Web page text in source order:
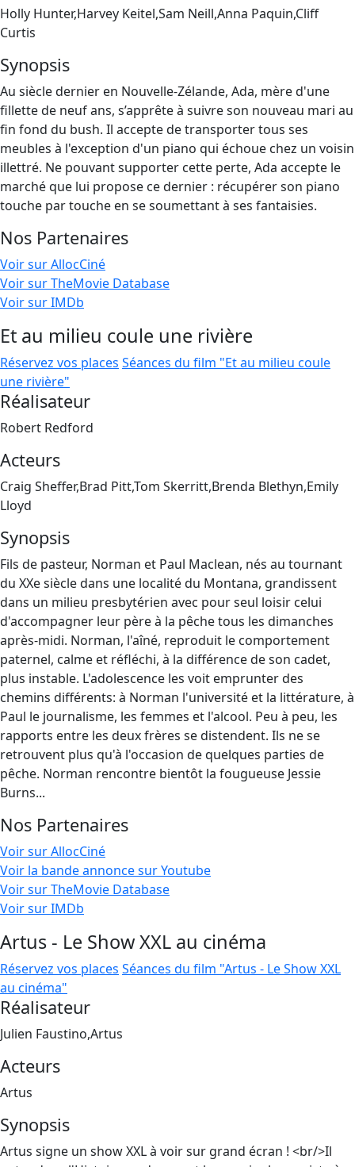
Holly Hunter,Harvey Keitel,Sam Neill,Anna Paquin,Cliff
Curtis
Synopsis
Au siècle dernier en Nouvelle-Zélande, Ada, mère d'une
fillette de neuf ans, s’apprête à suivre son nouveau mari au
fin fond du bush. Il accepte de transporter tous ses
meubles à l'exception d'un piano qui échoue chez un voisin
illettré. Ne pouvant supporter cette perte, Ada accepte le
marché que lui propose ce dernier : récupérer son piano
touche par touche en se soumettant à ses fantaisies.
Nos Partenaires
Voir sur AllocCiné
Voir sur TheMovie Database
Voir sur IMDb
Et au milieu coule une rivière
Réservez vos places Séances du film "Et au milieu coule
une rivière"
Réalisateur
Robert Redford
Acteurs
Craig Sheffer,Brad Pitt,Tom Skerritt,Brenda Blethyn,Emily
Lloyd
Synopsis
Fils de pasteur, Norman et Paul Maclean, nés au tournant
du XXe siècle dans une localité du Montana, grandissent
dans un milieu presbytérien avec pour seul loisir celui
d'accompagner leur père à la pêche tous les dimanches
après-midi. Norman, l'aîné, reproduit le comportement
paternel, calme et réfléchi, à la différence de son cadet,
plus instable. L'adolescence les voit emprunter des
chemins différents: à Norman l'université et la littérature, à
Paul le journalisme, les femmes et l'alcool. Peu à peu, les
rapports entre les deux frères se distendent. Ils ne se
retrouvent plus qu'à l'occasion de quelques parties de
pêche. Norman rencontre bientôt la fougueuse Jessie
Burns...
Nos Partenaires
Voir sur AllocCiné
Voir la bande annonce sur Youtube
Voir sur TheMovie Database
Voir sur IMDb
Artus - Le Show XXL au cinéma
Réservez vos places Séances du film "Artus - Le Show XXL
au cinéma"
Réalisateur
Julien Faustino,Artus
Acteurs
Artus
Synopsis
Artus signe un show XXL à voir sur grand écran ! <br/>Il